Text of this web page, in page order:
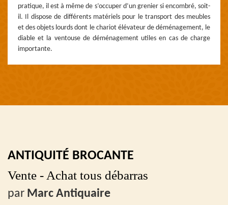
pratique, il est à même de s’occuper d’un grenier si encombré, soit-
il. Il dispose de différents matériels pour le transport des meubles
et des objets lourds dont le chariot élévateur de déménagement, le
diable et la ventouse de déménagement utiles en cas de charge
importante.
ANTIQUITÉ BROCANTE
Vente - Achat tous débarras
par Marc Antiquaire